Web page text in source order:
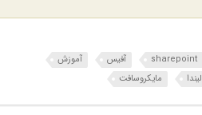
sharepoint آفیس
آموزش
لیندا مایکروسافت